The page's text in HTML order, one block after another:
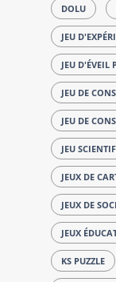
DOLU
JEU
JEU D'ÉVEIL
JEU DE
JEU DE
JEU
JEUX DE
JEUX DE
JEUX
KS PUZZLE